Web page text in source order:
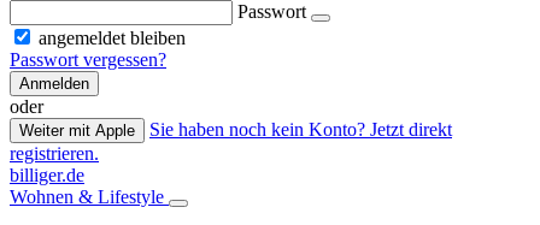
Passwort
angemeldet bleiben
Passwort vergessen?
Anmelden
oder
Weiter mit Apple
Sie haben noch kein Konto? Jetzt direkt
registrieren.
billiger.de
Wohnen & Lifestyle